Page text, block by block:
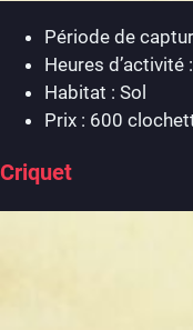
Période de
Heures d’activité
Habitat : Sol
Prix : 600
Criquet